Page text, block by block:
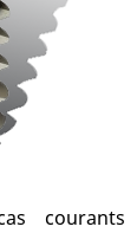
courants